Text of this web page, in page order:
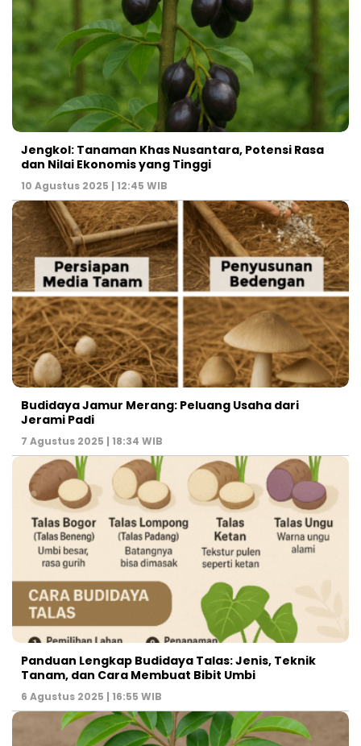
Jengkol: Tanaman Khas Nusantara, Potensi Rasa
dan Nilai Ekonomis yang Tinggi
10 Agustus 2025 | 12:45 WIB
Budidaya Jamur Merang: Peluang Usaha dari
Jerami Padi
7 Agustus 2025 | 18:34 WIB
Panduan Lengkap Budidaya Talas: Jenis, Teknik
Tanam, dan Cara Membuat Bibit Umbi
6 Agustus 2025 | 16:55 WIB